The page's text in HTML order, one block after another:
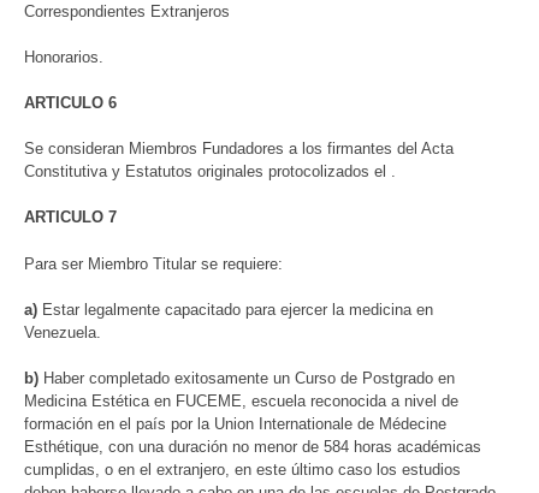
Correspondientes Extranjeros
Honorarios.
ARTICULO 6
Se consideran Miembros Fundadores a los firmantes del Acta
Constitutiva y Estatutos originales protocolizados el .
ARTICULO 7
Para ser Miembro Titular se requiere:
a) Estar legalmente capacitado para ejercer la medicina en
Venezuela.
b) Haber completado exitosamente un Curso de Postgrado en
Medicina Estética en FUCEME, escuela reconocida a nivel de
formación en el país por la Union Internationale de Médecine
Esthétique, con una duración no menor de 584 horas académicas
cumplidas, o en el extranjero, en este último caso los estudios